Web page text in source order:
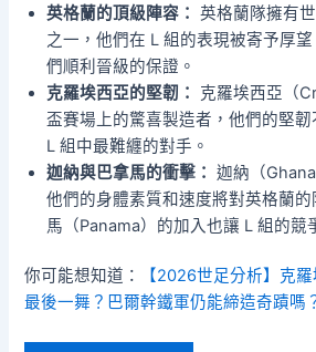
英格蘭的頂級陣容： 英格蘭隊擁有
之一，他們在 L 組的表現被寄予厚
們順利晉級的保證。
克羅埃西亞的堅韌：
克羅埃西亞（
盃賽場上的驚喜製造者，他們的堅
L 組中最難纏的對手。
迦納與巴拿馬的衝擊： 迦納（
他們的身體素質和速度將對英格蘭
馬（Panama）的加入也讓 L 組的競
你可能想知道：
【2026世足分析】克
最後一舞？巴爾幹鐵軍仍能締造奇蹟嗎